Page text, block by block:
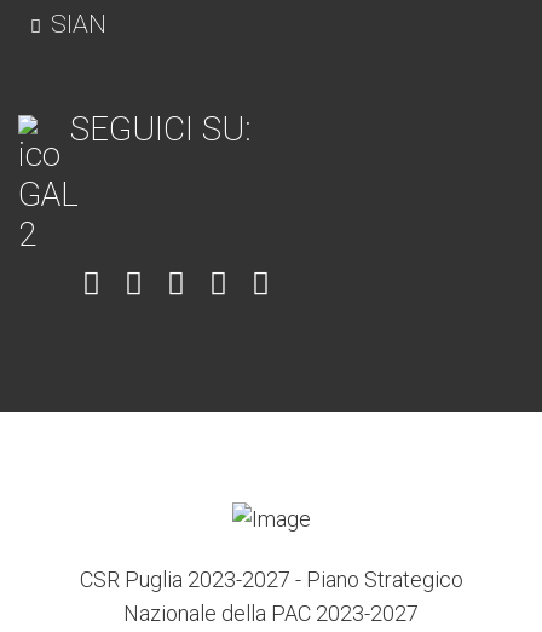
SIAN
SEGUICI SU:
Item Item Item Item
CSR Puglia 2023-2027 - Piano Strategico
Nazionale della PAC 2023-2027